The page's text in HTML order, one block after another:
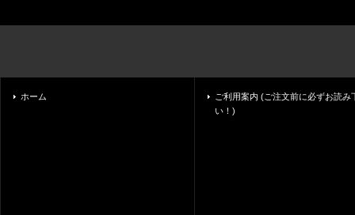
ホーム
ご利用案内 (ご注文前に必ずお読み
い！)